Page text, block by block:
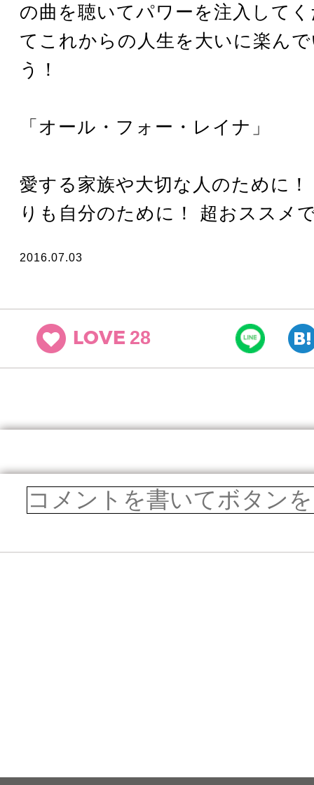
の曲を聴いてパワーを注入して
てこれからの人生を大いに楽ん
う！
「オール・フォー・レイナ」
愛する家族や大切な人のために
りも自分のために！ 超おススメ
2016.07.03
LOVE 28